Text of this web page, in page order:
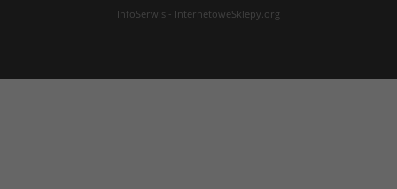
InfoSerwis - InternetoweSklepy.org